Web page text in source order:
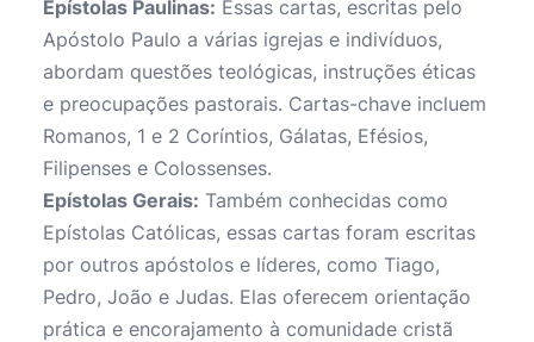
Epístolas Paulinas: Essas cartas, escritas pelo
Apóstolo Paulo a várias igrejas e indivíduos,
abordam questões teológicas, instruções éticas
e preocupações pastorais. Cartas-chave incluem
Romanos, 1 e 2 Coríntios, Gálatas, Efésios,
Filipenses e Colossenses.
Epístolas Gerais: Também conhecidas como
Epístolas Católicas, essas cartas foram escritas
por outros apóstolos e líderes, como Tiago,
Pedro, João e Judas. Elas oferecem orientação
prática e encorajamento à comunidade cristã